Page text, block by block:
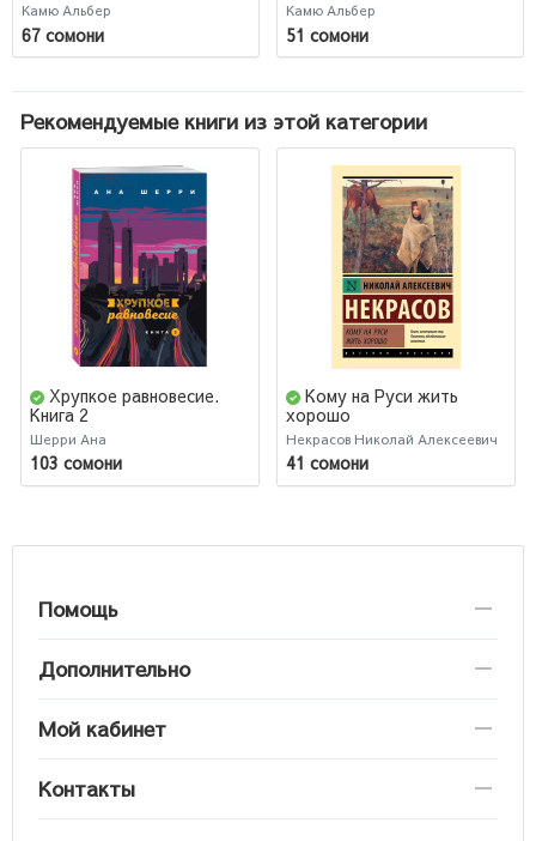
Камю Альбер
67 сомони
Камю Альбер
51 сомони
Рекомендуемые книги из этой категории
Хрупкое равновесие.
Книга 2
Шерри Ана
103 сомони
Кому на Руси жить
хорошо
Некрасов Николай Алексеевич
41 сомони
Помощь
Дополнительно
Мой кабинет
Контакты